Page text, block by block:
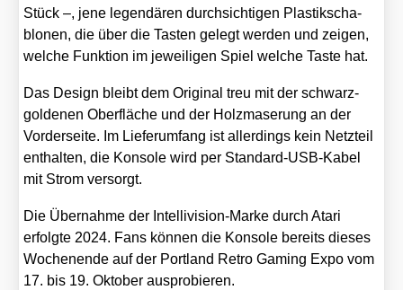
Stück –, jene legen­dä­ren durch­sich­ti­gen Plas­tik­scha­
blo­nen, die über die Tas­ten gelegt wer­den und zei­gen,
wel­che Funk­ti­on im jewei­li­gen Spiel wel­che Tas­te hat.
Das Design bleibt dem Ori­gi­nal treu mit der schwarz-
gol­de­nen Ober­flä­che und der Holz­ma­se­rung an der
Vor­der­sei­te. Im Lie­fer­um­fang ist aller­dings kein Netz­teil
ent­hal­ten, die Kon­so­le wird per Stan­dard-USB-Kabel
mit Strom ver­sorgt.
Die Über­nah­me der Intel­li­vi­si­on-Mar­ke durch Ata­ri
erfolg­te 2024. Fans kön­nen die Kon­so­le bereits die­ses
Wochen­en­de auf der Port­land Retro Gam­ing Expo vom
17. bis 19. Okto­ber aus­pro­bie­ren.